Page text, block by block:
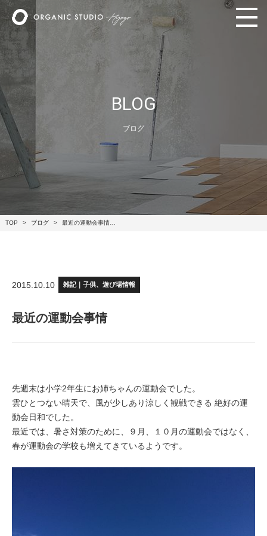
BLOG
ブログ
TOP ブログ 最近の運動会事情…
2015.10.10 雑記｜子供、遊び場情報
最近の運動会事情
先週末は小学2年生にお姉ちゃんの運動会でした。
雲ひとつない晴天で、風が少しあり涼しく観戦できる 絶好の運
動会日和でした。
最近では、暑さ対策のために、９月、１０月の運動会ではなく、
春が運動会の学校も増えてきているようです。